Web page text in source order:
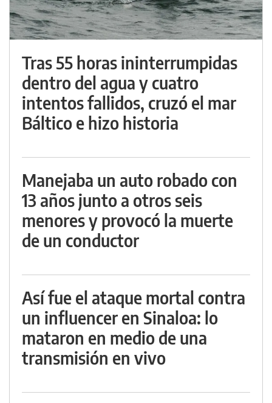
Tras 55 horas ininterrumpidas
dentro del agua y cuatro
intentos fallidos, cruzó el mar
Báltico e hizo historia
Manejaba un auto robado con
13 años junto a otros seis
menores y provocó la muerte
de un conductor
Así fue el ataque mortal contra
un influencer en Sinaloa: lo
mataron en medio de una
transmisión en vivo